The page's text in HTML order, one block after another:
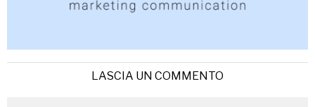
LASCIA UN COMMENTO